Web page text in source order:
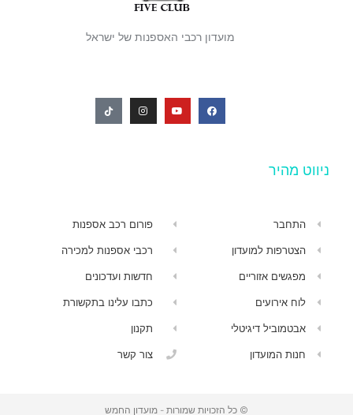
מועדון רכבי האספנות של ישראל
ניווט מהיר
התחבר
הצטרפות למועדון
מפגשים אזוריים
לוח אירועים
אבטמוביל דיגיטלי
חנות המועדון
פורום רכב אספנות
רכבי אספנות למכירה
חדשות ועדכונים
כתבו עלינו בתקשורת
תקנון
צור קשר
© כל הזכויות שמורות - מועדון החמש